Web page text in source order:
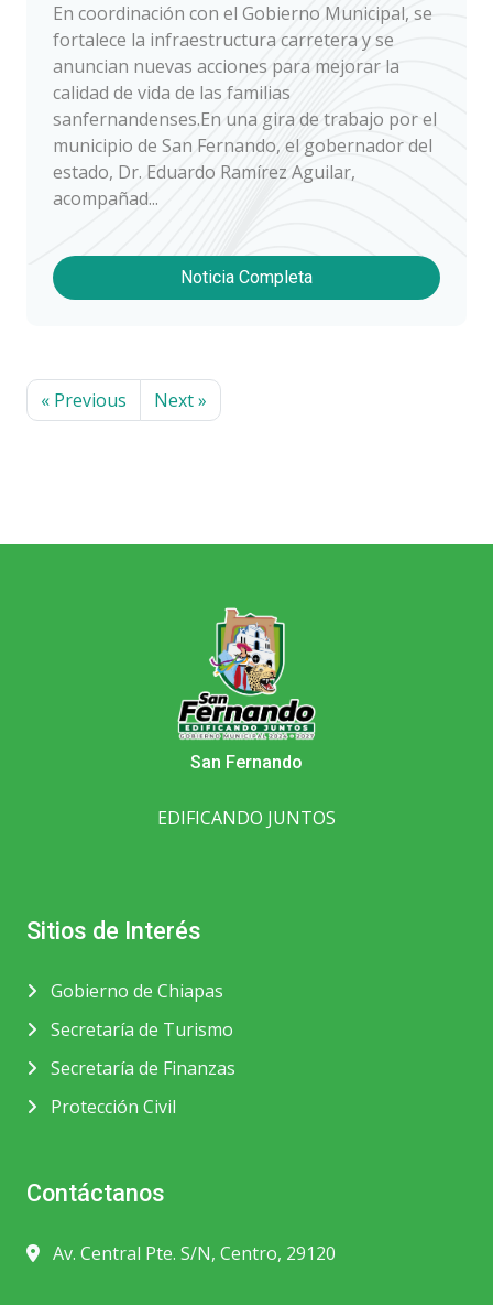
En coordinación con el Gobierno Municipal, se
fortalece la infraestructura carretera y se
anuncian nuevas acciones para mejorar la
calidad de vida de las familias
sanfernandenses.En una gira de trabajo por el
municipio de San Fernando, el gobernador del
estado, Dr. Eduardo Ramírez Aguilar,
acompañad...
Noticia Completa
« Previous Next »
San Fernando
EDIFICANDO JUNTOS
Sitios de Interés
Gobierno de Chiapas
Secretaría de Turismo
Secretaría de Finanzas
Protección Civil
Contáctanos
Av. Central Pte. S/N, Centro, 29120